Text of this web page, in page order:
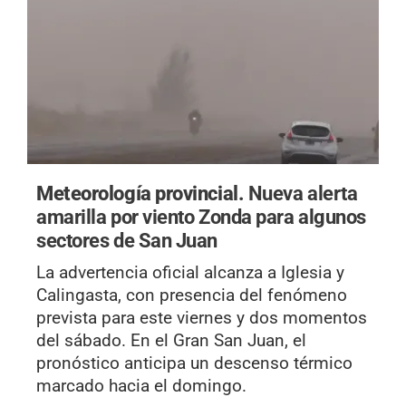
Meteorología provincial. Nueva alerta
amarilla por viento Zonda para algunos
sectores de San Juan
La advertencia oficial alcanza a Iglesia y
Calingasta, con presencia del fenómeno
prevista para este viernes y dos momentos
del sábado. En el Gran San Juan, el
pronóstico anticipa un descenso térmico
marcado hacia el domingo.